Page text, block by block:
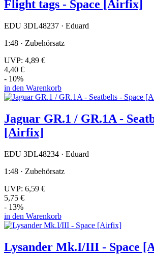
Flight tags - Space [Airfix]
EDU 3DL48237 · Eduard
1:48 · Zubehörsatz
UVP: 4,89 €
4,40 €
- 10%
in den Warenkorb
Jaguar GR.1 / GR.1A -
[Airfix]
EDU 3DL48234 · Eduard
1:48 · Zubehörsatz
UVP: 6,59 €
5,75 €
- 13%
in den Warenkorb
Lysander Mk.I/III - Space